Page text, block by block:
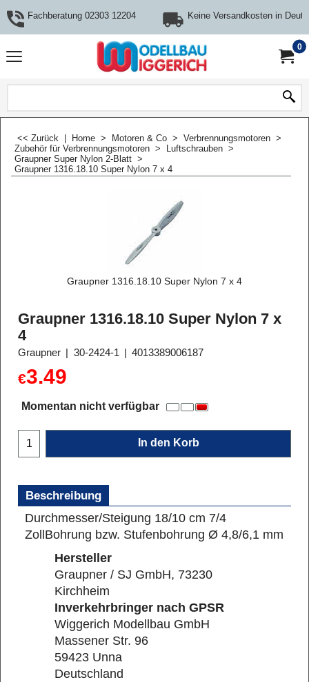
Fachberatung 02303 12204 Keine Versandkosten in
0
<< Zurück Home > Motoren & Co > Verbrennungsmotoren >
Zubehör für Verbrennungsmotoren > Luftschrauben >
Graupner Super Nylon 2-Blatt >
Graupner 1316.18.10 Super Nylon 7 x 4
Graupner 1316.18.10 Super Nylon 7 x 4
Graupner 1316.18.10 Super Nylon 7 x
4
Graupner 30-2424-1 4013389006187
€3.49
Momentan nicht verfügbar
In den Korb
Beschreibung
Durchmesser/Steigung 18/10 cm 7/4
ZollBohrung bzw. Stufenbohrung Ø 4,8/6,1 mm
Hersteller
Graupner / SJ GmbH, 73230
Kirchheim
Inverkehrbringer nach GPSR
Wiggerich Modellbau GmbH
Massener Str. 96
59423 Unna
Deutschland